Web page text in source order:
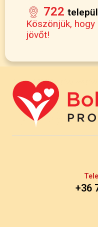
722
Köszönjük,
jövőt!
+36